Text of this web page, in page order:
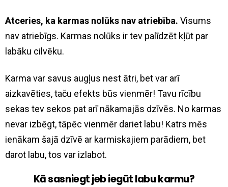
Atceries, ka karmas nolūks nav atriebība. Visums
nav atriebīgs. Karmas nolūks ir tev palīdzēt kļūt par
labāku cilvēku.
Karma var savus augļus nest ātri, bet var arī
aizkavēties, taču efekts būs vienmēr! Tavu rīcību
sekas tev sekos pat arī nākamajās dzīvēs. No karmas
nevar izbēgt, tāpēc vienmēr dariet labu! Katrs mēs
ienākam šajā dzīvē ar karmiskajiem parādiem, bet
darot labu, tos var izlabot.
Kā sasniegt jeb iegūt labu karmu?